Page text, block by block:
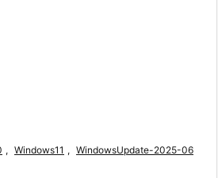
, Windows11 , WindowsUpdate-2025-06